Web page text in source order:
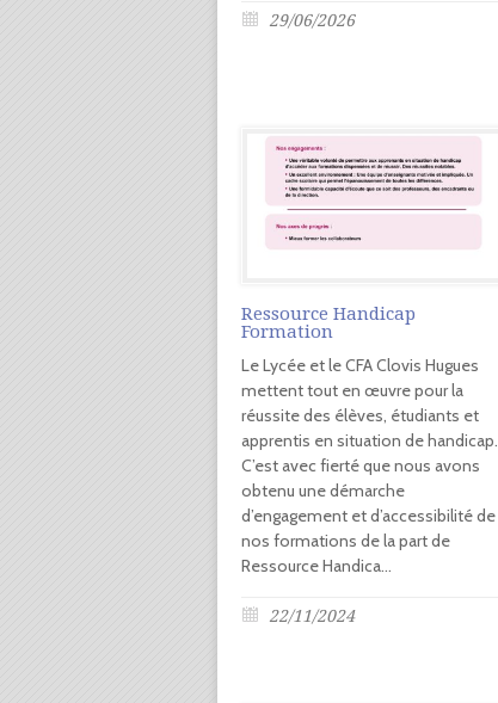
29/06/2026
Ressource Handicap
Formation
Le Lycée et le CFA Clovis Hugues
mettent tout en œuvre pour la
réussite des élèves, étudiants et
apprentis en situation de handicap.
C’est avec fierté que nous avons
obtenu une démarche
d’engagement et d’accessibilité de
nos formations de la part de
Ressource Handica...
22/11/2024